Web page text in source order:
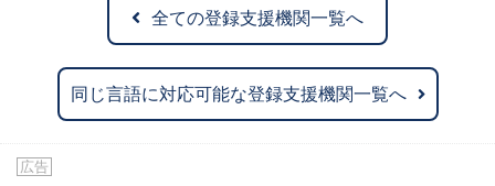
全ての登録支援機関一覧へ
同じ言語に対応可能な登録支援機関一覧へ
広告